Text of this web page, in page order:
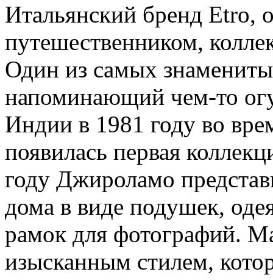
Итальянский бренд Etro,
путешественником,
Один из самых
напоминающий чем-то
Индии в 1981 году во
появилась первая
году Джироламо
дома в виде подушек,
рамок для фотографий.
изысканным стилем,